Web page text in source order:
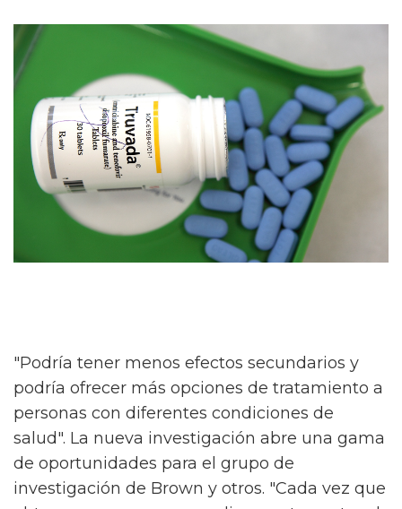
"Podría tener menos efectos secundarios y
podría ofrecer más opciones de tratamiento a
personas con diferentes condiciones de
salud". La nueva investigación abre una gama
de oportunidades para el grupo de
investigación de Brown y otros. "Cada vez que